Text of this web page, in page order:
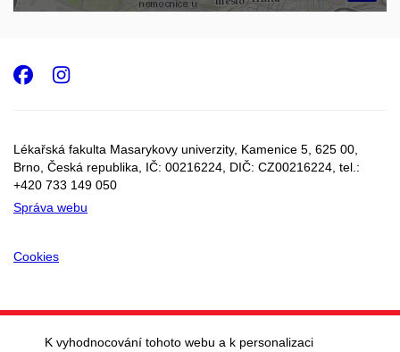
Lékařská fakulta Masarykovy univerzity, Kamenice 5, 625 00,
Brno, Česká republika, IČ: 00216224, DIČ: CZ00216224, tel.:
+420 733 149 050
Správa webu
Cookies
Facebook
Instagram
K vyhodnocování tohoto webu a k personalizaci